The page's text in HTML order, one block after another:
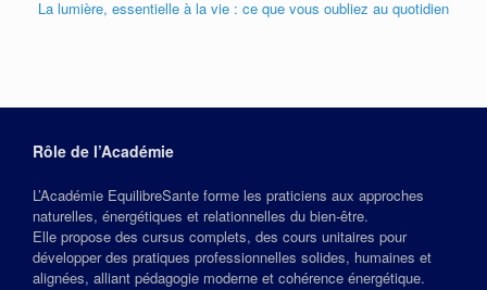
La lumière, essentielle à la vie : ce que vous oubliez au quotidien
Rôle de l’Académie
L’Académie EquilibreSante forme les praticiens aux approches
naturelles, énergétiques et relationnelles du bien‑être.
Elle propose des cursus complets, des cours unitaires pour
développer des pratiques professionnelles solides, humaines et
alignées, alliant pédagogie moderne et cohérence énergétique.